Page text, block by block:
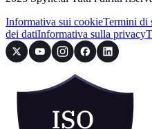
Informativa sui cookieTermini di
dei datiInformativa sulla privacy